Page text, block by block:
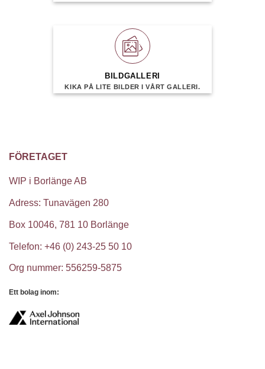
BILDGALLERI
KIKA PÅ LITE BILDER I VÅRT GALLERI.
FÖRETAGET
WIP i Borlänge AB
Adress: Tunavägen 280
Box 10046, 781 10 Borlänge
Telefon: +46 (0) 243-25 50 10
Org nummer: 556259-5875
Ett bolag inom: